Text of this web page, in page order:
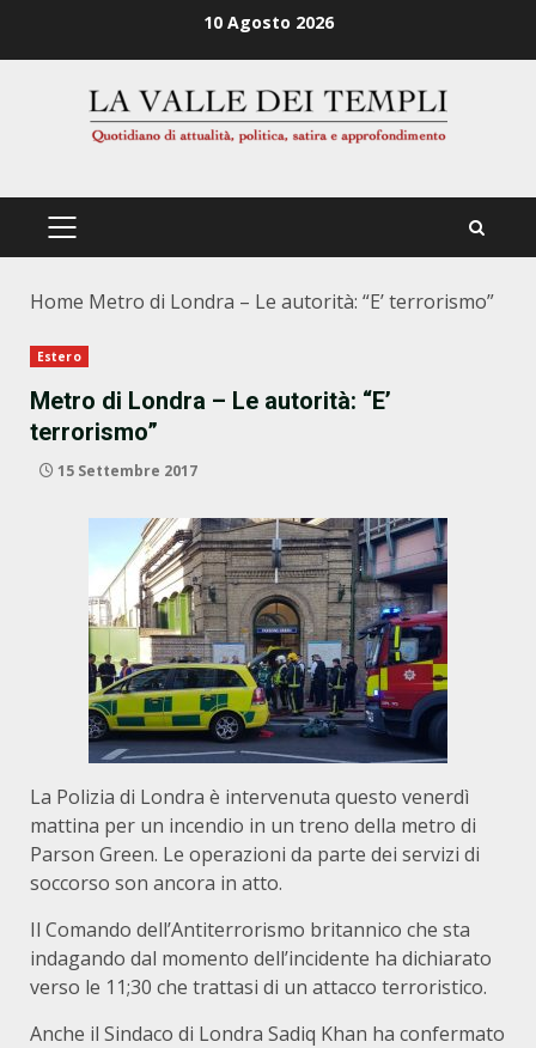
10 Agosto 2026
PRIMÄRES
Home Metro di Londra – Le autorità: “E’ terrorismo”
Estero
Metro di Londra – Le autorità: “E’
terrorismo”
15 Settembre 2017
La Polizia di Londra è intervenuta questo venerdì
mattina per un incendio in un treno della metro di
Parson Green. Le operazioni da parte dei servizi di
soccorso son ancora in atto.
Il Comando dell’Antiterrorismo britannico che sta
indagando dal momento dell’incidente ha dichiarato
verso le 11;30 che trattasi di un attacco terroristico.
Anche il Sindaco di Londra Sadiq Khan ha confermato